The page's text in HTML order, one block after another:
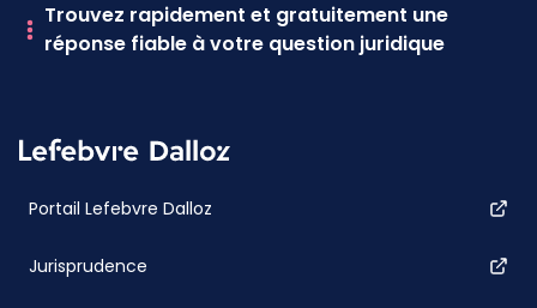
Trouvez rapidement et gratuitement une
réponse fiable à votre question juridique
Portail Lefebvre Dalloz
Jurisprudence